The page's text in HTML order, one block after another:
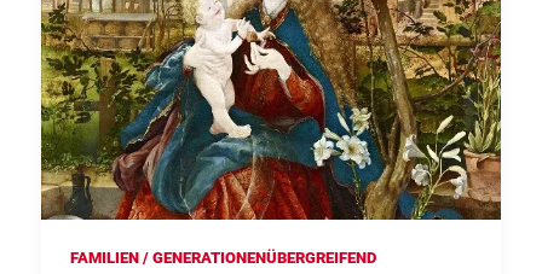
FAMILIEN / GENERATIONENÜBERGREIFEND